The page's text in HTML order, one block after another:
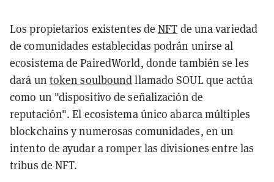
Los propietarios existentes deNFT de una variedad
de comunidades establecidas podrán unirse al
ecosistema de PairedWorld, donde también se les
dará un token soulboundllamado SOUL que actúa
como un "dispositivo de señalización de
reputación". El ecosistema único abarca múltiples
blockchains y numerosas comunidades, en un
intento de ayudar a romper las divisiones entre las
tribus de NFT.